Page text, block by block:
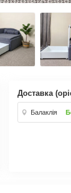
Доставка
Балаклія